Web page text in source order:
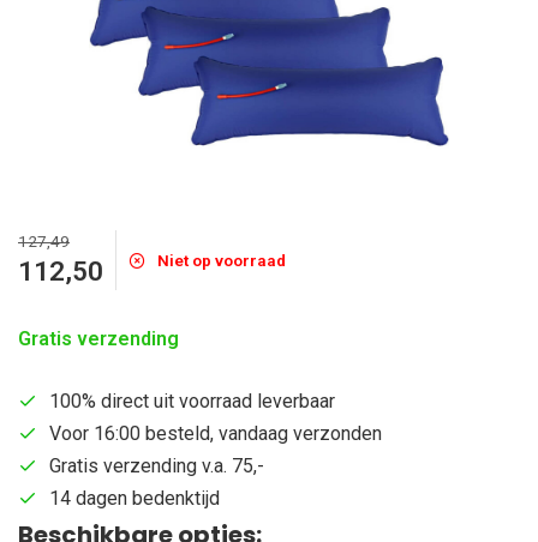
127,49
112,50 Niet op voorraad
Gratis verzending
100% direct uit voorraad leverbaar
Voor 16:00 besteld, vandaag verzonden
Gratis verzending v.a. 75,-
14 dagen bedenktijd
Beschikbare opties: